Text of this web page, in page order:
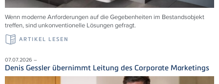
Wenn moderne Anforderungen auf die Gegebenheiten im Bestandsobjekt
treffen, sind unkonventionelle Lösungen gefragt.
ARTIKEL LESEN
07.07.2026 –
Denis Gessler übernimmt Leitung des Corporate Marketings